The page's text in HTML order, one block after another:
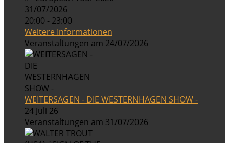
31/07/2026
20:00 - 23:00
Weitere Informationen
Veranstaltungen am 24/07/2026
WEITERSAGEN - DIE WESTERNHAGEN SHOW -
24 Juli 26
Veranstaltungen am 31/07/2026